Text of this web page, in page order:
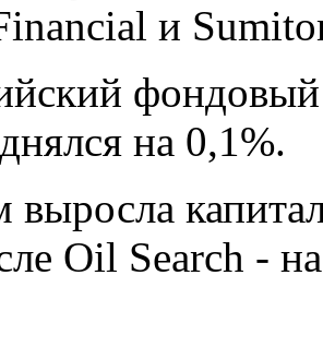
и
на 0,1%.
выросла
Oil Search -